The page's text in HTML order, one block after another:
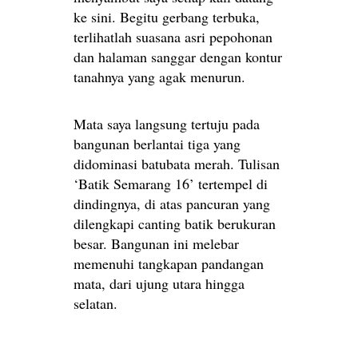
ke sini. Begitu gerbang terbuka,
terlihatlah suasana asri pepohonan
dan halaman sanggar dengan kontur
tanahnya yang agak menurun.
Mata saya langsung tertuju pada
bangunan berlantai tiga yang
didominasi batubata merah. Tulisan
‘Batik Semarang 16’ tertempel di
dindingnya, di atas pancuran yang
dilengkapi canting batik berukuran
besar. Bangunan ini melebar
memenuhi tangkapan pandangan
mata, dari ujung utara hingga
selatan.